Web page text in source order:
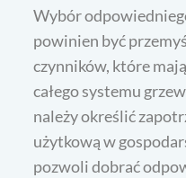
Wybór
powinien być
czynników, które
całego systemu
należy określić
użytkową w
pozwoli dobrać